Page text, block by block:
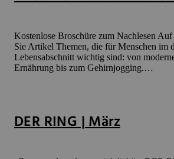
Kostenlose Broschüre zum Nachlesen
Sie Artikel Themen, die für Menschen im
Lebensabschnitt wichtig sind: von
Ernährung bis zum Gehirnjogging.…
DER RING | März